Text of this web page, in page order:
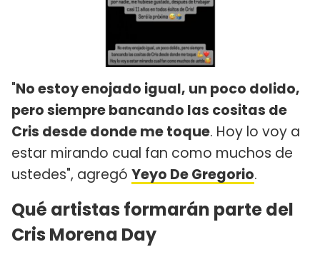
"No estoy enojado igual, un poco dolido,
pero siempre bancando las cositas de
Cris desde donde me toque. Hoy lo voy a
estar mirando cual fan como muchos de
ustedes", agregó Yeyo De Gregorio.
Qué artistas formarán parte del
Cris Morena Day